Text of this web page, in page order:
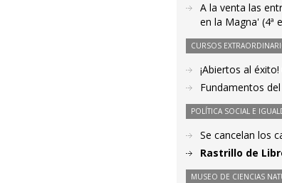
A la venta las
en la Magna' (4ª
CURSOS
¡Abiertos al
Fundamentos
POLÍTICA SOCIAL E
Se cancelan los
Rastrillo de
MUSEO DE CIENCIAS